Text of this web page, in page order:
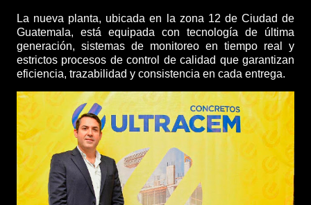
La nueva planta, ubicada en la zona 12 de Ciudad de
Guatemala, está equipada con tecnología de última
generación, sistemas de monitoreo en tiempo real y
estrictos procesos de control de calidad que garantizan
eficiencia, trazabilidad y consistencia en cada entrega.